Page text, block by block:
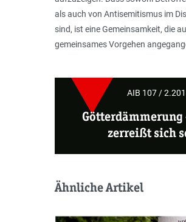
als auch von Antisemitismus im
sind, ist eine Gemeinsamkeit, die
gemeinsames Vorgehen
AIB 107 /
Götterdämmerung
zerreißt sich
Ähnliche Artikel